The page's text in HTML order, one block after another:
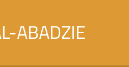
ABADZIE